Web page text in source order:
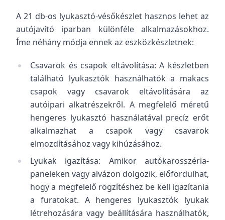
A 21 db-os lyukasztó-vésőkészlet hasznos lehet az
autójavító iparban különféle alkalmazásokhoz.
Íme néhány módja ennek az eszközkészletnek:
Csavarok és csapok eltávolítása: A készletben
található lyukasztók használhatók a makacs
csapok vagy csavarok eltávolítására az
autóipari alkatrészekről. A megfelelő méretű
hengeres lyukasztó használatával precíz erőt
alkalmazhat a csapok vagy csavarok
elmozdításához vagy kihúzásához.
Lyukak igazítása: Amikor autókarosszéria-
paneleken vagy alvázon dolgozik, előfordulhat,
hogy a megfelelő rögzítéshez be kell igazítania
a furatokat. A hengeres lyukasztók lyukak
létrehozására vagy beállítására használhatók,